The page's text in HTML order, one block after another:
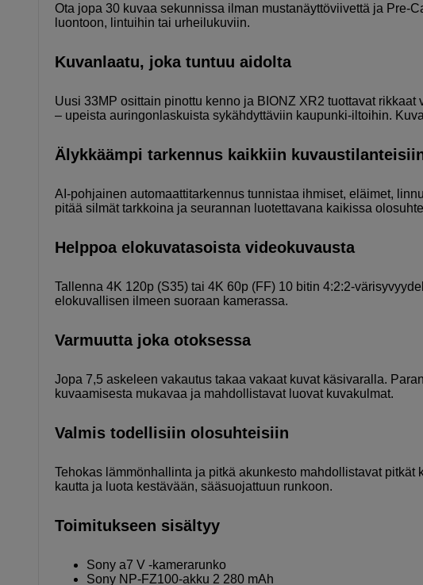
Ota jopa 30 kuvaa sekunnissa ilman mustanäyttöviivettä ja Pre-
luontoon, lintuihin tai urheilukuviin.
Kuvanlaatu, joka tuntuu aidolta
Uusi 33MP osittain pinottu kenno ja BIONZ XR2 tuottavat
– upeista auringonlaskuista sykähdyttäviin kaupunki-iltoihin.
Älykkäämpi tarkennus kaikkiin
AI-pohjainen automaattitarkennus tunnistaa ihmiset, eläimet,
pitää silmät tarkkoina ja seurannan luotettavana kaikissa
Helppoa elokuvatasoista videokuvausta
Tallenna 4K 120p (S35) tai 4K 60p (FF) 10 bitin 4:2:2-
elokuvallisen ilmeen suoraan kamerassa.
Varmuutta joka otoksessa
Jopa 7,5 askeleen vakautus takaa vakaat kuvat käsivaralla.
kuvaamisesta mukavaa ja mahdollistavat luovat kuvakulmat.
Valmis todellisiin olosuhteisiin
Tehokas lämmönhallinta ja pitkä akunkesto mahdollistavat
kautta ja luota kestävään, sääsuojattuun runkoon.
Toimitukseen sisältyy
Sony a7 V -kamerarunko
Sony NP-FZ100-akku 2 280 mAh